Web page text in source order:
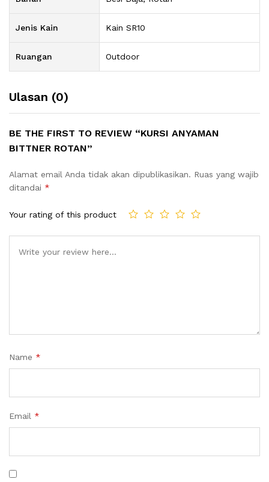
Jenis Kain Kain SR10
Ruangan Outdoor
Ulasan (0)
BE THE FIRST TO REVIEW “KURSI ANYAMAN
BITTNER ROTAN”
Alamat email Anda tidak akan dipublikasikan. Ruas yang wajib
ditandai *
Your rating of this product
Name *
Email *